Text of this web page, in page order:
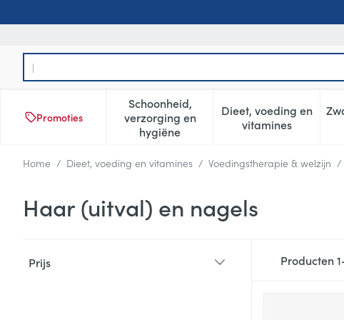
Product, merk, categorie...
Promoties
Schoonheid,
verzorging en
hygiëne
Toon submenu voor Schoonheid,
Dieet, voeding en
vitamines
Toon
Home / Dieet, voeding en vitamines / Voedingstherapie & welzijn /
Haar (uitval) en nagels
Prijs
Producten1